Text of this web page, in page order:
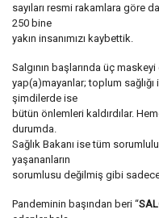
sayıları resmi rakamlara göre
250 bine
yakın insanımızı kaybettik.
Salgının başlarında üç maskeyi
yap(a)mayanlar; toplum
şimdilerde ise
bütün önlemleri kaldırdılar.
durumda.
Sağlık Bakanı ise tüm
yaşananların
sorumlusu değilmiş gibi
Pandeminin başından beri “